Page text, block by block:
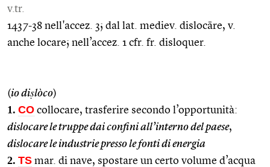
v.tr.
1437-38 nell'accez. 3; dal lat. mediev. dislocāre, v.
anche locare; nell’accez. 1 cfr. fr. disloquer.
(io diṣlòco)
1. CO collocare, trasferire secondo l’opportunità:
dislocare le truppe dai confini all’interno del paese,
dislocare le industrie presso le fonti di energia
2. TS mar. di nave, spostare un certo volume d’acqua